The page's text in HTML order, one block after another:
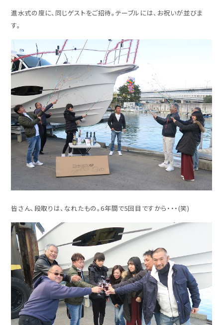
進水式の度に、同じゲストをご招待。テーブルには、お祝いが並びま
す。
皆さん、段取りは、なれたもの。6年間で5回目ですから・・・(笑)